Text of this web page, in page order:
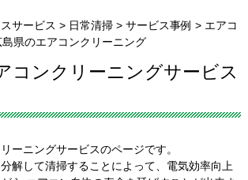
サービス > 日常清掃> サービス事例 > エアコ
島県のエアコンクリーニング
コンクリーニングサービス
ーニングサービスのページです。
解して清掃することによって、電気効率向上